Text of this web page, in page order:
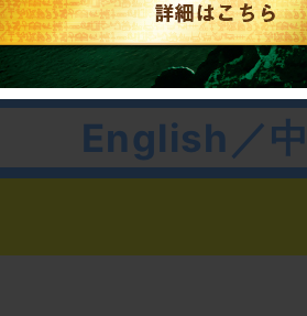
国語でのお問
English／